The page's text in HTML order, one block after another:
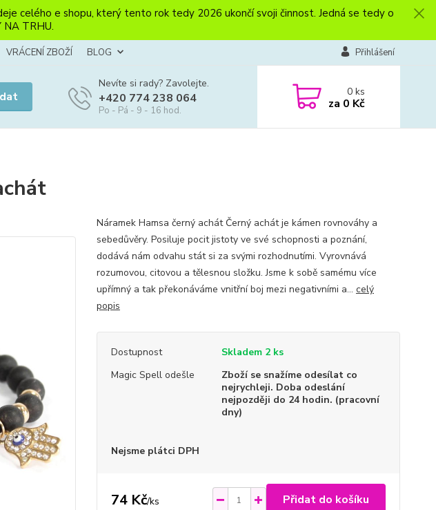
celého e shopu, který tento rok tedy 2026 ukončí svoji činnost. Jedná se tedy o
NA TRHU.
VRÁCENÍ ZBOŽÍ BLOG Přihlášení
Nevíte si rady? Zavolejte.
+420 774 238 064
Po - Pá - 9 - 16 hod.
0ks
za 0 Kč
Náramek Hamsa černý achát Černý achát je kámen rovnováhy a
sebedůvěry. Posiluje pocit jistoty ve své schopnosti a poznání,
dodává nám odvahu stát si za svými rozhodnutími. Vyrovnává
rozumovou, citovou a tělesnou složku. Jsme k sobě samému více
upřímný a tak překonáváme vnitřní boj mezi negativními a... celý
popis
Dostupnost
Skladem 2 ks
Magic Spell odešle
Zboží se snažíme odesílat co
nejrychleji. Doba odeslání
nejpozději do 24 hodin. (pracovní
dny)
Nejsme plátci DPH
74 Kč/ks Přidat do košíku